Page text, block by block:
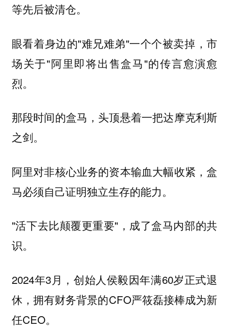
等先后被清仓。
眼看着身边的"难兄难弟"一个个被卖掉，市
场关于"阿里即将出售盒马"的传言愈演愈
烈。
那段时间的盒马，头顶悬着一把达摩克利斯
之剑。
阿里对非核心业务的资本输血大幅收紧，盒
马必须自己证明独立生存的能力。
"活下去比颠覆更重要"，成了盒马内部的共
识。
2024年3月，创始人侯毅因年满60岁正式退
休，拥有财务背景的CFO严筱磊接棒成为新
任CEO。